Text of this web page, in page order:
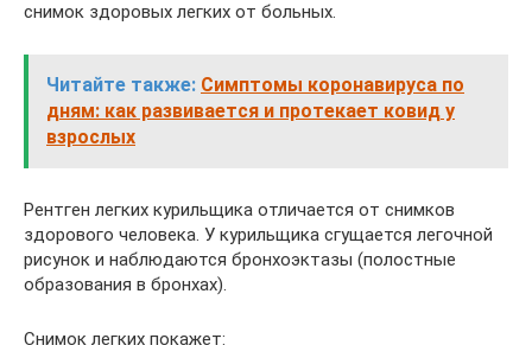
снимок здоровых легких от больных.
Читайте также: Симптомы коронавируса по
дням: как развивается и протекает ковид у
взрослых
Рентген легких курильщика отличается от снимков
здорового человека. У курильщика сгущается легочной
рисунок и наблюдаются бронхоэктазы (полостные
образования в бронхах).
Снимок легких покажет: